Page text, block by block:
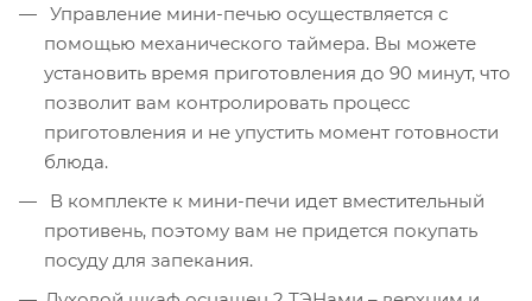
Управление мини-печью осуществляется с
помощью механического таймера. Вы можете
установить время приготовления до 90 минут, что
позволит вам контролировать процесс
приготовления и не упустить момент готовности
блюда.
В комплекте к мини-печи идет вместительный
противень, поэтому вам не придется покупать
посуду для запекания.